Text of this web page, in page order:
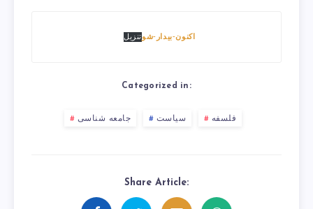
اکنون-بیدار-شوتنزیل
Categorized in:
جامعه شناسی سیاست فلسفه
Share Article: